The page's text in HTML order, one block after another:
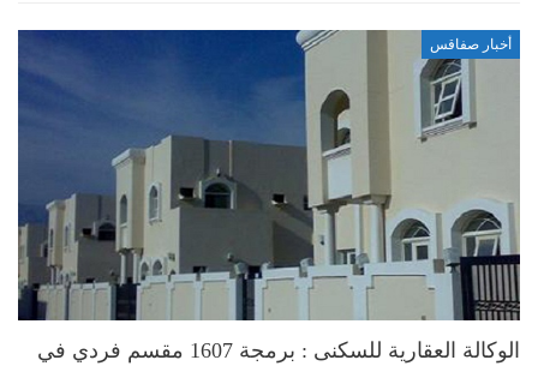
أخبار صفاقس
الوكالة العقارية للسكنى : برمجة 1607 مقسم فردي في